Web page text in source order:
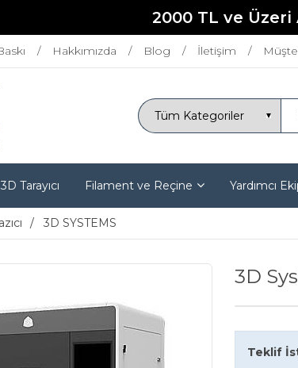
2000 TL ve Üzeri
Hakkımızda Blog İletişim
3D Tarayıcı Filament ve Reçine Yardımcı
3D SYSTEMS
3D
Teklif